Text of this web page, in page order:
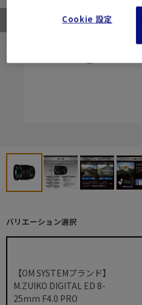
バリエーション選択
【OM SYSTEMブランド】
M.ZUIKO DIGITAL ED 8-
25mm F4.0 PRO
Cookie 設定